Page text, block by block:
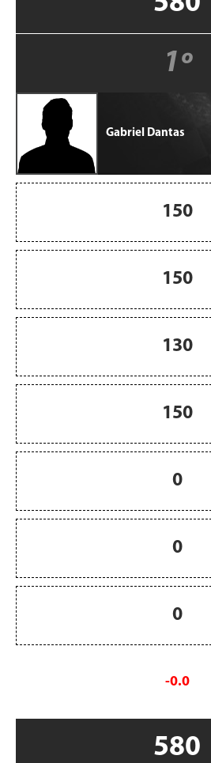
1º
Gabriel Dantas
150
150
130
150
0
0
0
-0.0
580